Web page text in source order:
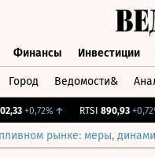
Финансы Инвестиции
Город Ведомости&
+0,72%↑ RTSI 890,93 +0,72%
рынке: меры,